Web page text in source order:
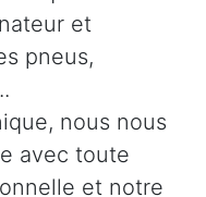
et
pneus,
nous nous
avec toute
et notre